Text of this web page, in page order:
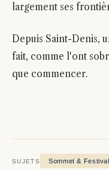
largement ses
Depuis Saint-Denis,
fait, comme l'ont
que commencer.
SUJETS Sommet &